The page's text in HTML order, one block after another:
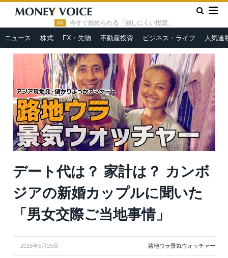
PR 今すぐ始められる「損しにくい投資」
ニュース 株式 FX・先物 不動産投資 ビジネス・ライフ 人気連
HOME » 人気連載 »
デート代
は？ 家計は？ カンボジアの新婚カップルに聞いた「男女交際ご当地
デート代は？ 家計は？ カンボ
ジアの新婚カップルに聞いた
「男女交際ご当地事情」
2015年5月25日 路地ウラ景気ウォッチャー